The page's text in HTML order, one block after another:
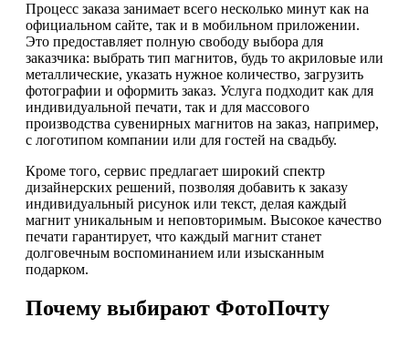
Процесс заказа занимает всего несколько минут как на
официальном сайте, так и в мобильном приложении.
Это предоставляет полную свободу выбора для
заказчика: выбрать тип магнитов, будь то акриловые или
металлические, указать нужное количество, загрузить
фотографии и оформить заказ. Услуга подходит как для
индивидуальной печати, так и для массового
производства сувенирных магнитов на заказ, например,
с логотипом компании или для гостей на свадьбу.
Кроме того, сервис предлагает широкий спектр
дизайнерских решений, позволяя добавить к заказу
индивидуальный рисунок или текст, делая каждый
магнит уникальным и неповторимым. Высокое качество
печати гарантирует, что каждый магнит станет
долговечным воспоминанием или изысканным
подарком.
Почему выбирают ФотоПочту